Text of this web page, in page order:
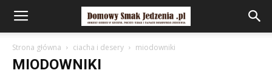
Strona główna ciacha i desery miodowniki
MIODOWNIKI